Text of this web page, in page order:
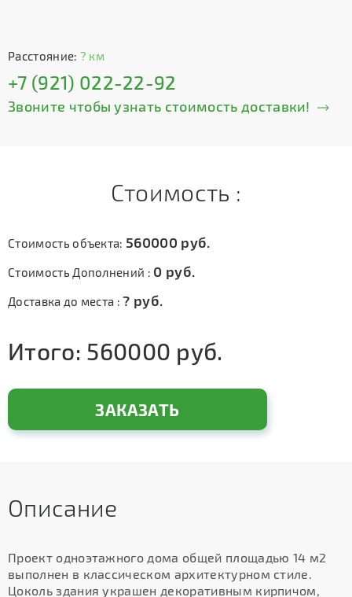
Расстояние: ? км
+7 (921) 022-22-92
Звоните чтобы узнать стоимость доставки!
Стоимость :
Стоимость объекта: 560000 руб.
Стоимость Дополнений : 0 руб.
Доставка до места :? руб.
Итого: 560000 руб.
ЗАКАЗАТЬ
Описание
Проект одноэтажного дома общей площадью 14 м2
выполнен в классическом архитектурном стиле.
Цоколь здания украшен декоративным кирпичом,